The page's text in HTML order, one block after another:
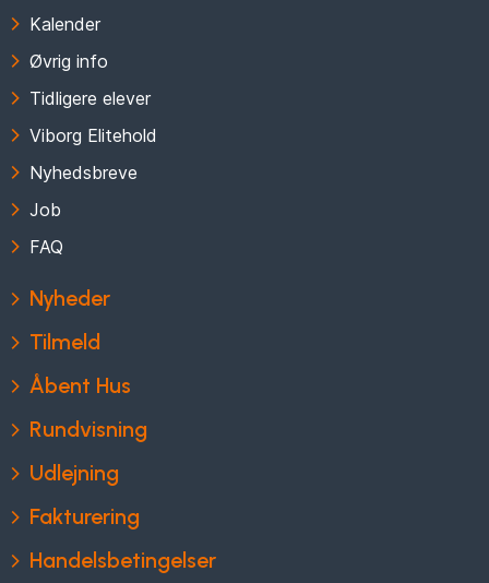
Kalender
Øvrig info
Tidligere elever
Viborg Elitehold
Nyhedsbreve
Job
FAQ
Nyheder
Tilmeld
Åbent Hus
Rundvisning
Udlejning
Fakturering
Handelsbetingelser